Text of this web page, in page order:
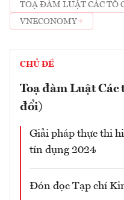
TOẠ ĐÀM LUẬT CÁC TỔ
VNECONOMY
CHỦ ĐỀ
Toạ đàm Luật Các
đổi)
Giải pháp thực thi
tín dụng 2024
Đón đọc Tạp chí